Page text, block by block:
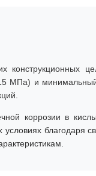
МПа) и
коррозии в
благодаря